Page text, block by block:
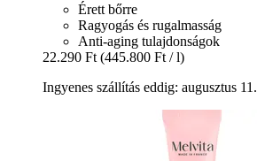
Érett bőrre
Ragyogás és rugalmasság
Anti-aging tulajdonságok
22.290 Ft (445.800 Ft / l)
Ingyenes szállítás eddig: augusztus 11.